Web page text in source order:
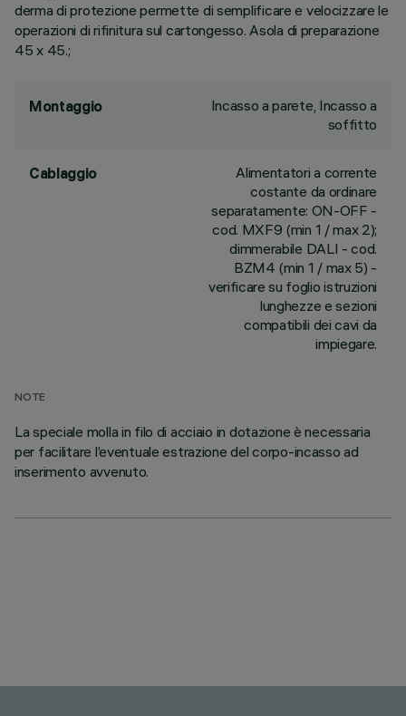
derma di protezione permette di semplificare e velocizzare le
operazioni di rifinitura sul cartongesso. Asola di preparazione
45 x 45.;
Montaggio
Incasso a parete, Incasso a
soffitto
Cablaggio
Alimentatori a corrente
costante da ordinare
separatamente: ON-OFF -
cod. MXF9 (min 1 / max 2);
dimmerabile DALI - cod.
BZM4 (min 1 / max 5) -
verificare su foglio istruzioni
lunghezze e sezioni
compatibili dei cavi da
impiegare.
NOTE
La speciale molla in filo di acciaio in dotazione è necessaria
per facilitare l’eventuale estrazione del corpo-incasso ad
inserimento avvenuto.